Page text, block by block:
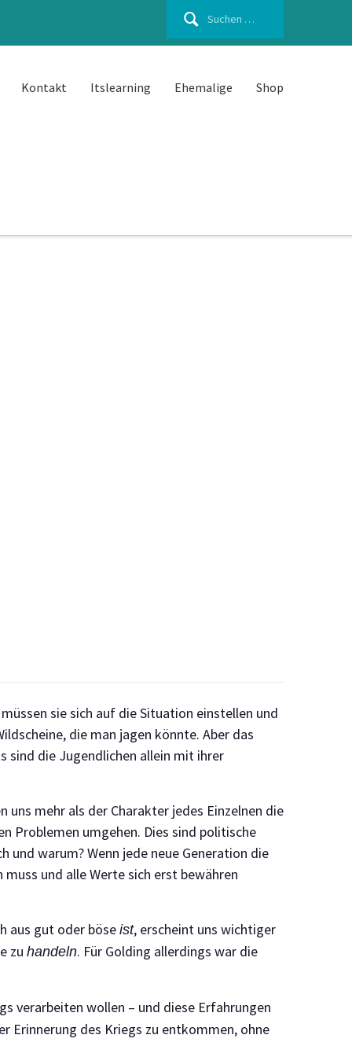
Suchen
Kontakt Itslearning Ehemalige Shop
sie sich auf die Situation einstellen und
die man jagen könnte. Aber das
sind die Jugendlichen allein mit ihrer
uns mehr als der Charakter jedes Einzelnen die
Problemen umgehen. Dies sind politische
und warum? Wenn jede neue Generation die
und alle Werte sich erst bewähren
aus gut oder böse ist, erscheint uns wichtiger
zu handeln. Für Golding allerdings war die
verarbeiten wollen – und diese Erfahrungen
Erinnerung des Kriegs zu entkommen, ohne